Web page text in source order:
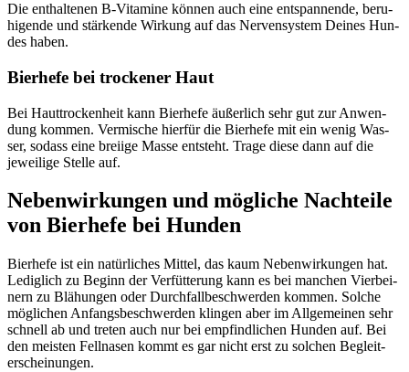
Die ent­hal­te­nen B‑Vitamine kön­nen auch eine ent­span­nen­de, beru­
hi­gen­de und stär­ken­de Wir­kung auf das Ner­ven­sys­tem Dei­nes Hun­
des haben.
Bier­he­fe bei tro­cke­ner Haut
Bei Haut­tro­cken­heit kann Bier­he­fe äußer­lich sehr gut zur Anwen­
dung kom­men. Ver­mi­sche hier­für die Bier­he­fe mit ein wenig Was­
ser, sodass eine brei­ige Mas­se ent­steht. Tra­ge die­se dann auf die
jewei­li­ge Stel­le auf.
Neben­wir­kun­gen und mög­li­che Nach­tei­le
von Bier­he­fe bei Hun­den
Bier­he­fe ist ein natür­li­ches Mit­tel, das kaum Neben­wir­kun­gen hat.
Ledig­lich zu Beginn der Ver­füt­te­rung kann es bei man­chen Vier­bei­
nern zu Blä­hun­gen oder Durch­fall­be­schwer­den kom­men. Sol­che
mög­li­chen Anfangs­be­schwer­den klin­gen aber im All­ge­mei­nen sehr
schnell ab und tre­ten auch nur bei emp­find­li­chen Hun­den auf. Bei
den meis­ten Fell­na­sen kommt es gar nicht erst zu sol­chen Begleit­
erschei­nun­gen.